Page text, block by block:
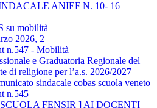
ANIEF N. 10- 16
su mobilità
2026, 2
n.547 - Mobilità
e Graduatoria Regionale del
di religione per l’a.s. 2026/2027
sindacale cobas scuola veneto
n.545
FENSIR ] AI DOCENTI